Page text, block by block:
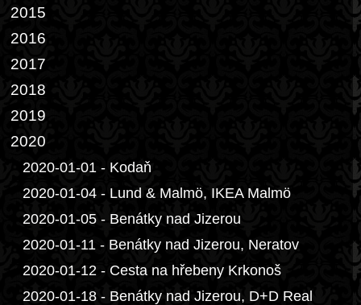
2015
2016
2017
2018
2019
2020
2020-01-01 - Kodaň
2020-01-04 - Lund & Malmö, IKEA Malmö
2020-01-05 - Benátky nad Jizerou
2020-01-11 - Benátky nad Jizerou, Neratov
2020-01-12 - Cesta na hřebeny Krkonoš
2020-01-18 - Benátky nad Jizerou, D+D Real